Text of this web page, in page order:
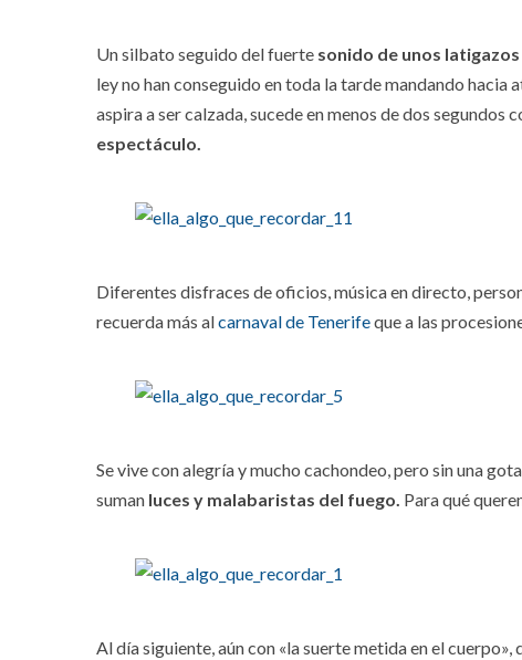
Un silbato seguido del fuerte sonido de unos latigazos
ley no han conseguido en toda la tarde mandando hacia
aspira a ser calzada, sucede en menos de dos segundos
espectáculo.
Diferentes disfraces de oficios, música en directo,
recuerda más alcarnaval de Tenerifeque a las
Se vive con alegría y mucho cachondeo, pero sin una
suman luces y malabaristas del fuego. Para qué
Al día siguiente, aún con «la suerte metida en el